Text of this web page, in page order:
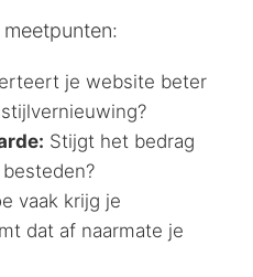
je website beter
Stijgt het bedrag
vaak krijg je
dat af naarmate je